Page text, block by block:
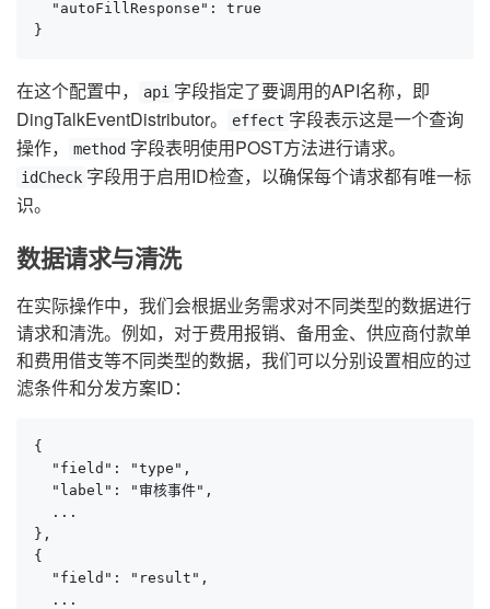
  "autoFillResponse": true
}
在这个配置中， api 字段指定了要调用的API名称，即
DingTalkEventDistributor。
effect 字段表示这是一个查询
操作，
method 字段表明使用POST方法进行请求。
idCheck 字段用于启用ID检查，以确保每个请求都有唯一标
识。
数据请求与清洗
在实际操作中，我们会根据业务需求对不同类型的数据进行
请求和清洗。例如，对于费用报销、备用金、供应商付款单
和费用借支等不同类型的数据，我们可以分别设置相应的过
滤条件和分发方案ID：
{
  "field": "type",
  "label": "审核事件",
  ...
},
{
  "field": "result",
  ...